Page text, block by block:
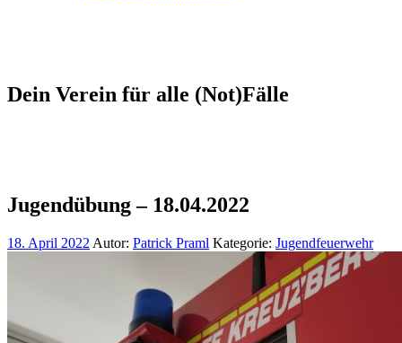
Dein Verein für alle (Not)Fälle
Jugendübung – 18.04.2022
18. April 2022 Autor: Patrick Praml Kategorie: Jugendfeuerwehr